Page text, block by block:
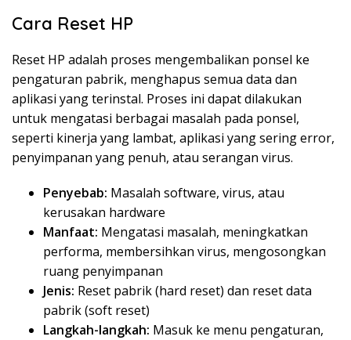
Cara Reset HP
Reset HP adalah proses mengembalikan ponsel ke
pengaturan pabrik, menghapus semua data dan
aplikasi yang terinstal. Proses ini dapat dilakukan
untuk mengatasi berbagai masalah pada ponsel,
seperti kinerja yang lambat, aplikasi yang sering error,
penyimpanan yang penuh, atau serangan virus.
Penyebab: Masalah software, virus, atau
kerusakan hardware
Manfaat: Mengatasi masalah, meningkatkan
performa, membersihkan virus, mengosongkan
ruang penyimpanan
Jenis: Reset pabrik (hard reset) dan reset data
pabrik (soft reset)
Langkah-langkah: Masuk ke menu pengaturan,